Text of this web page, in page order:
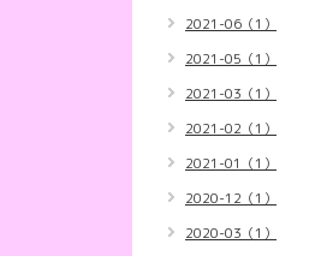
2021-06（1）
2021-05（1）
2021-03（1）
2021-02（1）
2021-01（1）
2020-12（1）
2020-03（1）